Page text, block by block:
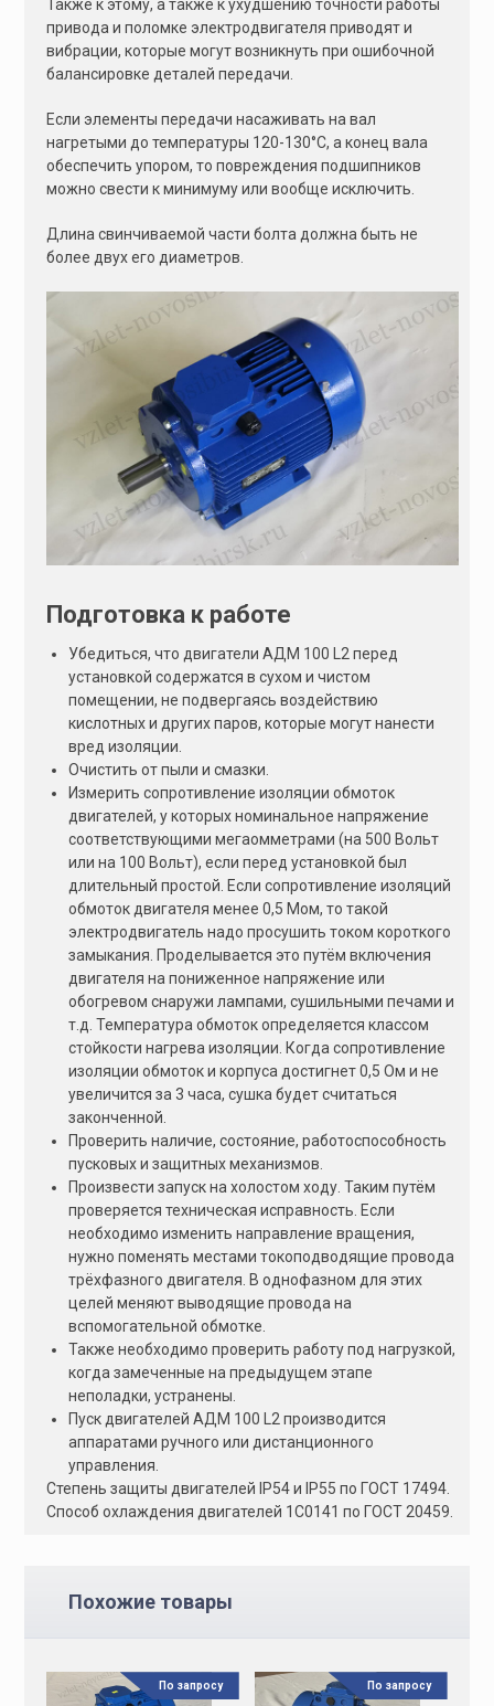
Также к этому, а также к ухудшению точности работы
привода и поломке электродвигателя приводят и
вибрации, которые могут возникнуть при ошибочной
балансировке деталей передачи.
Если элементы передачи насаживать на вал
нагретыми до температуры 120-130°С, а конец вала
обеспечить упором, то повреждения подшипников
можно свести к минимуму или вообще исключить.
Длина свинчиваемой части болта должна быть не
более двух его диаметров.
Подготовка к работе
Убедиться, что двигатели АДМ 100 L2 перед
установкой содержатся в сухом и чистом
помещении, не подвергаясь воздействию
кислотных и других паров, которые могут нанести
вред изоляции.
Очистить от пыли и смазки.
Измерить сопротивление изоляции обмоток
двигателей, у которых номинальное напряжение
соответствующими мегаомметрами (на 500 Вольт
или на 100 Вольт), если перед установкой был
длительный простой. Если сопротивление изоляций
обмоток двигателя менее 0,5 Мом, то такой
электродвигатель надо просушить током короткого
замыкания. Проделывается это путём включения
двигателя на пониженное напряжение или
обогревом снаружи лампами, сушильными печами и
т.д. Температура обмоток определяется классом
стойкости нагрева изоляции. Когда сопротивление
изоляции обмоток и корпуса достигнет 0,5 Ом и не
увеличится за 3 часа, сушка будет считаться
законченной.
Проверить наличие, состояние, работоспособность
пусковых и защитных механизмов.
Произвести запуск на холостом ходу. Таким путём
проверяется техническая исправность. Если
необходимо изменить направление вращения,
нужно поменять местами токоподводящие провода
трёхфазного двигателя. В однофазном для этих
целей меняют выводящие провода на
вспомогательной обмотке.
Также необходимо проверить работу под нагрузкой,
когда замеченные на предыдущем этапе
неполадки, устранены.
Пуск двигателей АДМ 100 L2 производится
аппаратами ручного или дистанционного
управления.
Степень защиты двигателей IP54 и IP55 по ГОСТ 17494.
Способ охлаждения двигателей 1C0141 по ГОСТ 20459.
Похожие товары
По запросу По запросу